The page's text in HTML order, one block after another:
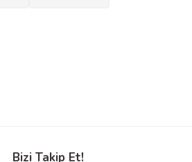
Bizi Takip Et!